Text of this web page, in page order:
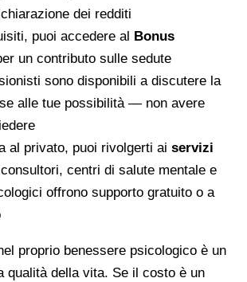
dei redditi
puoi accedere al Bonus
un contributo sulle sedute
sono disponibili a discutere la
alle tue possibilità — non avere
al privato, puoi rivolgerti ai servizi
centri di salute mentale e
offrono supporto gratuito o a
proprio benessere psicologico è un
qualità della vita. Se il costo è un